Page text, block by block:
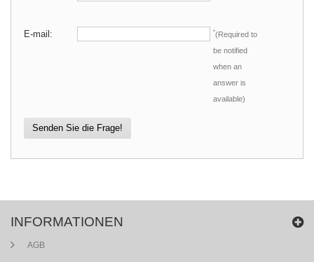
E-mail: *(Required to
be notified
when an
answer is
available)
Senden Sie die Frage!
INFORMATIONEN
AGB